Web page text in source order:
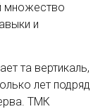
множество
и
та вертикаль,
лет подряд
ТМК